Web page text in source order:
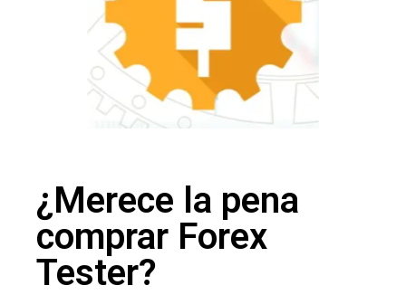
¿Merece la pena
comprar Forex
Tester?